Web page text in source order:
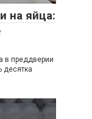
на яйца:
в преддверии
десятка